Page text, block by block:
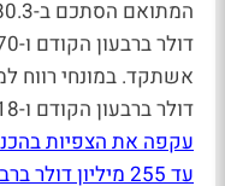
דולר ברבעון הקודם ו-2.18 דולר ברבעון המקביל -
עקפה את הצפיות
עד 255 מיליון דולר ברבעון הבא